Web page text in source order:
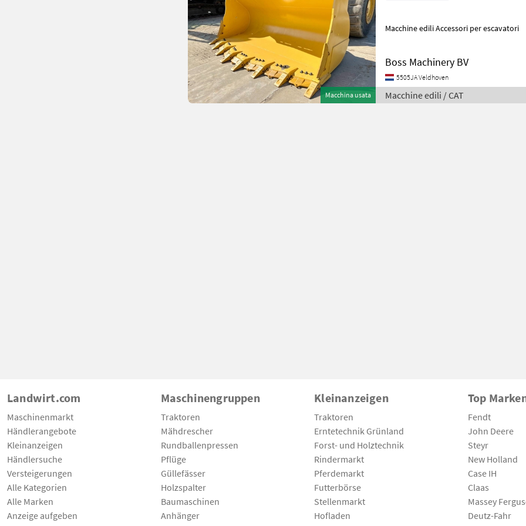
Macchina usata
Macchine edili Accessori per escavatori
Boss Machinery BV
5505JA Veldhoven
Macchine edili / CAT
Landwirt.com
Maschinenmarkt
Händlerangebote
Kleinanzeigen
Händlersuche
Versteigerungen
Alle Kategorien
Alle Marken
Anzeige aufgeben
Maschinengruppen
Traktoren
Mähdrescher
Rundballenpressen
Pflüge
Güllefässer
Holzspalter
Baumaschinen
Anhänger
Kleinanzeigen
Traktoren
Erntetechnik Grünland
Forst- und Holztechnik
Rindermarkt
Pferdemarkt
Futterbörse
Stellenmarkt
Hofladen
Top
Fendt
John Deere
Steyr
New Holland
Case IH
Claas
Massey
Deutz-Fahr